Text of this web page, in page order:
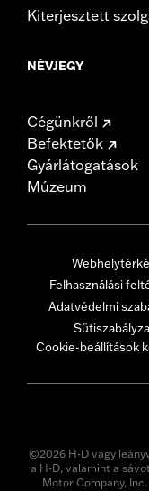
Kiterjesztett
NÉVJEGY
Cégünkről
Befektetők
Gyárlátogatások
Múzeum
Felhasználási
Adatvédelmi
Cookie-beállítások
©2026 H-D vagy
a H-D, valamint a
Motor Company,